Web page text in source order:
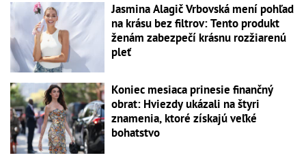
Jasmina Alagič Vrbovská mení pohľad
na krásu bez filtrov: Tento produkt
ženám zabezpečí krásnu rozžiarenú
pleť
Koniec mesiaca prinesie finančný
obrat: Hviezdy ukázali na štyri
znamenia, ktoré získajú veľké
bohatstvo